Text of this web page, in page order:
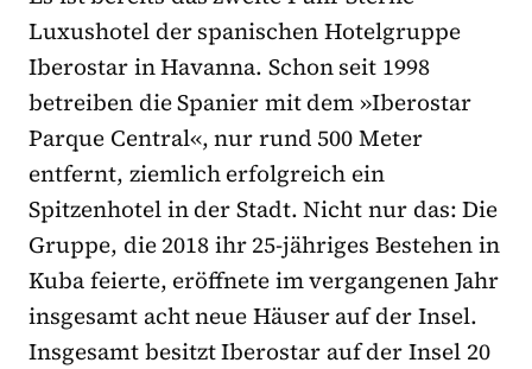
Luxushotel der spanischen Hotelgruppe
Iberostar in Havanna. Schon seit 1998
betreiben die Spanier mit dem »Iberostar
Parque Central«, nur rund 500 Meter
entfernt, ziemlich erfolgreich ein
Spitzenhotel in der Stadt. Nicht nur das: Die
Gruppe, die 2018 ihr 25-jähriges Bestehen in
Kuba feierte, eröffnete im vergangenen Jahr
insgesamt acht neue Häuser auf der Insel.
Insgesamt besitzt Iberostar auf der Insel 20